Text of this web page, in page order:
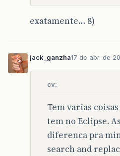
exatamente… 8)
jack_ganzha17 de abr. de
cv:
Tem varias
tem no Eclipse.
diferenca pra
search and